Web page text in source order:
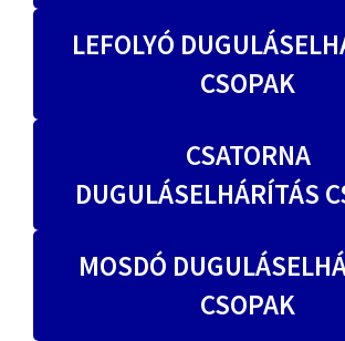
LEFOLYÓ
CSOPAK
CSATORNA
DUGULÁSELHÁRÍTÁS
MOSDÓ
CSOPAK